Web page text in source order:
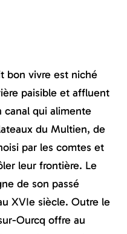
bon vivre est niché
paisible et affluent
canal qui alimente
du Multien, de
par les comtes et
leur frontière. Le
de son passé
XVIe siècle. Outre le
Ourcq offre au